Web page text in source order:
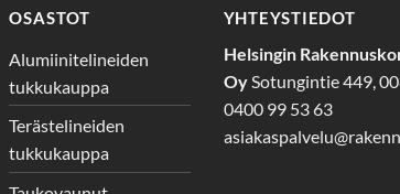
OSASTOT
Alumiinitelineiden
tukkukauppa
Terästelineiden
tukkukauppa
YHTEYSTIEDOT
Helsingin
Oy Sotungintie 449,
0400 99 53 63